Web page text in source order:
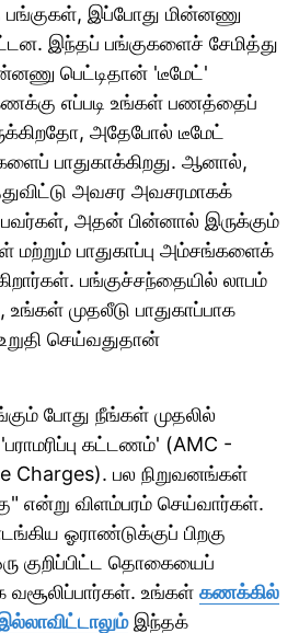
பங்குகள், இப்போது மின்னணு
இந்தப் பங்குகளைச் சேமித்து
பெட்டிதான் 'டீமேட்'
எப்படி உங்கள் பணத்தைப்
அதேபோல் டீமேட்
பாதுகாக்கிறது. ஆனால்,
அவசர அவசரமாகக்
அதன் பின்னால் இருக்கும்
பாதுகாப்பு அம்சங்களைக்
பங்குச்சந்தையில் லாபம்
முதலீடு பாதுகாப்பாக
செய்வதுதான்
போது நீங்கள் முதலில்
கட்டணம்' (AMC -
Charges). பல நிறுவனங்கள்
என்று விளம்பரம் செய்வார்கள்.
ஓராண்டுக்குப் பிறகு
குறிப்பிட்ட தொகையைப்
வசூலிப்பார்கள். உங்கள் கணக்கில்
இந்தக்